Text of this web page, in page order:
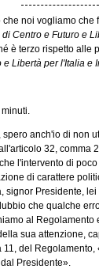
noi vogliamo
Centro e Futuro e
è terzo rispetto alle
Libertà per l'Italia e
spero anch'io di non
32,
l'intervento di
di carattere
signor Presidente,
che qualche
al
sua attenzione,
del
Presidente».